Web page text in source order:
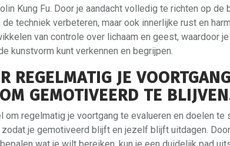
Kung Fu. Door je aandacht volledig te richten op de
techniek verbeteren, maar ook innerlijke rust en
van controle over lichaam en geest, waardoor
kunstvorm kunt verkennen en begrijpen.
REGELMATIG JE
GEMOTIVEERD TE
om regelmatig je voortgang te evalueren en doelen te
zodat je gemotiveerd blijft en jezelf blijft uitdagen.